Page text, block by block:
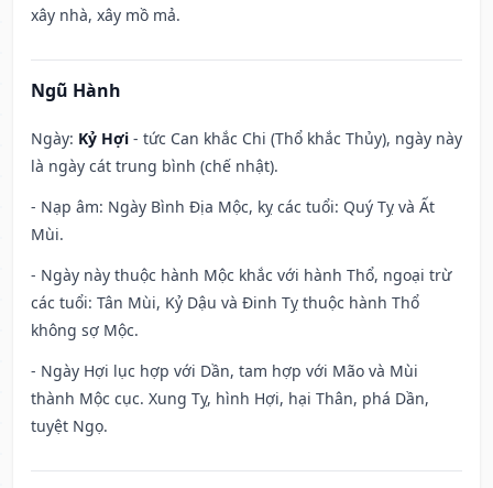
xây nhà, xây mồ mả.
Ngũ Hành
Ngày: Kỷ Hợi - tức Can khắc Chi (Thổ khắc Thủy), ngày này
là ngày cát trung bình (chế nhật).
- Nạp âm: Ngày Bình Địa Mộc, kỵ các tuổi: Quý Tỵ và Ất
Mùi.
- Ngày này thuộc hành Mộc khắc với hành Thổ, ngoại trừ
các tuổi: Tân Mùi, Kỷ Dậu và Đinh Tỵ thuộc hành Thổ
không sợ Mộc.
- Ngày Hợi lục hợp với Dần, tam hợp với Mão và Mùi
thành Mộc cục. Xung Tỵ, hình Hợi, hại Thân, phá Dần,
tuyệt Ngọ.